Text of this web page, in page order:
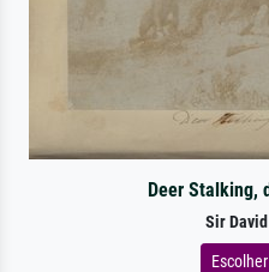
Deer Stalking,
Sir